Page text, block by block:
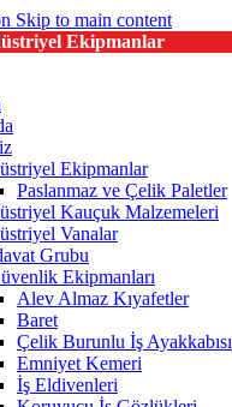
Skip to main content
Ekipmanlar
Ekipmanlar
Paslanmaz ve Çelik Paletler
Kauçuk Malzemeleri
Vanalar
Grubu
Ekipmanları
Alev Almaz Kıyafetler
Baret
Çelik Burunlu İş Ayakkabısı
Emniyet Kemeri
İş Eldivenleri